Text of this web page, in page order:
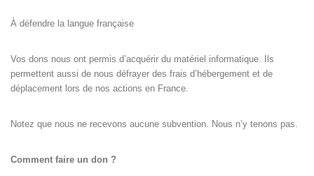
À défendre la langue française
Vos dons nous ont permis d’acquérir du matériel informatique. Ils
permettent aussi de nous défrayer des frais d’hébergement et de
déplacement lors de nos actions en France.
Notez que nous ne recevons aucune subvention. Nous n’y tenons pas.
Comment faire un don ?